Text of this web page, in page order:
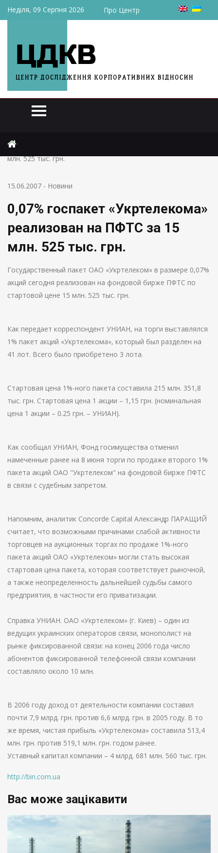
Неділя, 09 Серпня 2026 Про Центр
0,07% госпакет «Укртелекома» реализован на ПФТС за 15
млн. 525 тыс. грн.
15.06.2007 - Новини
0,07% госпакет «Укртелекома»
реализован на ПФТС за 15
млн. 525 тыс. грн.
Государственный пакет ОАО «Укртелеком» в размере 0,07%
акций сегодня реализован на фондовой бирже ПФТС по
стартовой цене 15 млн. 525 тыс. грн.
Как передает корреспондент УНИАН, на торги выставлялся
1% пакет акций «Укртелекома», который был разделен на
41 лот. Всего было приобретено 3 лота.
Стартовая цена 1%-ного пакета составила 215 млн. 351,8
тыс. грн. Стартовая цена 1 акции – 1,15 грн. (номинальная
цена 1 акции – 0.25 грн. – УНИАН).
Как сообщал УНИАН, Фонд госимущества отменил
намеченные ранее на 8 июня торги по продаже второго 1%
пакета акций ОАО "Укртелеком" на фондовой бирже ПФТС
в связи с судебным запретом.
Напомним, аналитик Concorde Capital Александр ПАРАЩИЙ
считает, что возможными причинами слабой активности
торговцев на аукционных торгах по продаже 1%-ного
пакета акций ОАО «Укртелеком» могли стать высокая
стартовая цена пакета, которая соответствует рыночной,
а также неопределенность дальнейшей судьбы самого
предприятия, в частности его приватизации.
Справка УНИАН. ОАО «Укртелеком» (г. Киев) – один из
ведущих украинских операторов связи, монополист на
рынке фиксированной связи: на конец 2006 года число
абонентов фиксированной телефонной связи компании
составляло около 10 млн.
В 2006 году доход от деятельности компании составил
почти 7,9 млрд. грн. против 6,6 млрд. грн. в 2005 году. В то
же время, чистая прибыль «Укртелекома» составила 513,4
млн. грн. против 519,1 млн. грн. годом ранее.
Уставный капитал компании – 4 млрд. 681 млн. 560 тыс. грн.
http://bin.com.ua
Вас може зацікавити